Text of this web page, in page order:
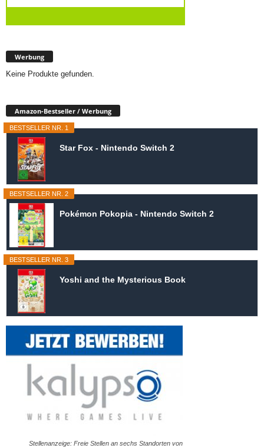
Werbung
Keine Produkte gefunden.
Amazon-Bestseller / Werbung
BESTSELLER NR. 1
Star Fox - Nintendo Switch 2
BESTSELLER NR. 2
Pokémon Pokopia - Nintendo Switch 2
BESTSELLER NR. 3
Yoshi and the Mysterious Book
Stellenanzeige: Freie Stellen an sechs Standorten von